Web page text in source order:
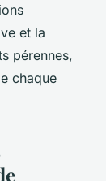
et la
pérennes,
chaque